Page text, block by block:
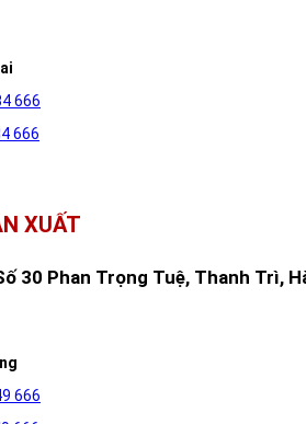
666
666
XUẤT
30 Phan Trọng Tuệ, Thanh Trì,
666